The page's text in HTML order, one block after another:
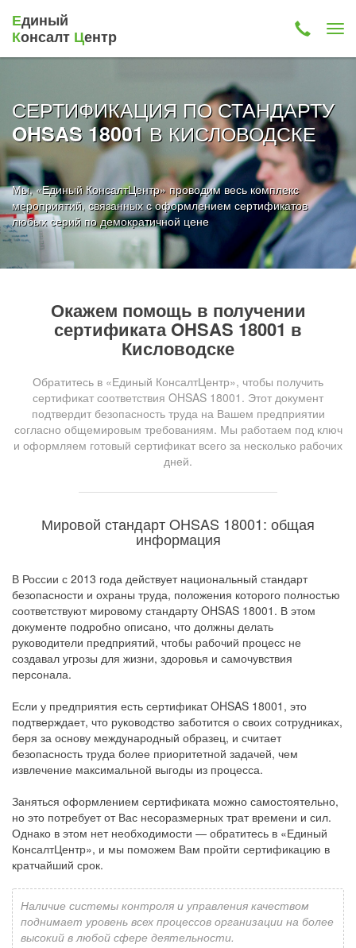
Единый
Консалт Центр
СЕРТИФИКАЦИЯ ПО СТАНДАРТУ
OHSAS 18001В КИСЛОВОДСКЕ
Мы, «Единый КонсалтЦентр» проводим весь комплекс
мероприятий, связанных с оформлением сертификатов
любых серий по демократичной цене
Окажем помощь в получении
сертификата OHSAS 18001 в
Кисловодске
Обратитесь в «Единый КонсалтЦентр», чтобы получить
сертификат соответствия OHSAS 18001. Этот документ
подтвердит безопасность труда на Вашем предприятии
согласно общемировым требованиям. Мы работаем под ключ
и оформляем готовый сертификат всего за несколько рабочих
дней.
Мировой стандарт OHSAS 18001: общая
информация
В России с 2013 года действует национальный стандарт
безопасности и охраны труда, положения которого полностью
соответствуют мировому стандарту OHSAS 18001. В этом
документе подробно описано, что должны делать
руководители предприятий, чтобы рабочий процесс не
создавал угрозы для жизни, здоровья и самочувствия
персонала.
Если у предприятия есть сертификат OHSAS 18001, это
подтверждает, что руководство заботится о своих сотрудниках,
беря за основу международный образец, и считает
безопасность труда более приоритетной задачей, чем
извлечение максимальной выгоды из процесса.
Заняться оформлением сертификата можно самостоятельно,
но это потребует от Вас несоразмерных трат времени и сил.
Однако в этом нет необходимости — обратитесь в «Единый
КонсалтЦентр», и мы поможем Вам пройти сертификацию в
кратчайший срок.
Наличие системы контроля и управления качеством
поднимает уровень всех процессов организации на более
высокий в любой сфере деятельности.